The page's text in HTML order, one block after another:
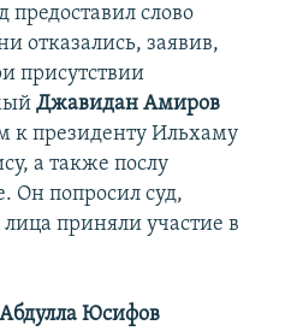
STANDARTLARIMIZ
предоставил слово
отказались, заявив,
присутствии
Джавидан Амиров
к президенту Ильхаму
а также послу
Он попросил суд,
приняли участие в
Абдулла Юсифов